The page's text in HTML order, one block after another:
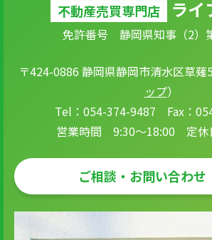
不動産売買専門店 ライ
免許番号 静岡県知事（2）
〒424-0886 静岡県静岡市清水区草薙
ップ）
Tel：054-374-9487 Fax：
営業時間 9:30～18:00 定
ご相談・お問い合わせ